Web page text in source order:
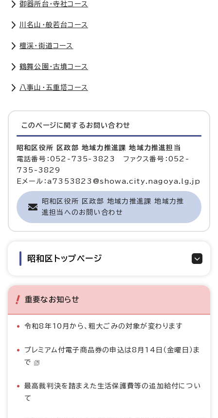
御器所台・寺社コース
川名山・般若台コース
檀渓・街道コース
鶴舞公園・古墳コース
八事山・五重塔コース
このページに関する お問い合わせ
昭和区役所 区政部 地域力推進課 地域力推進担当
電話番号：052-735-3823 ファクス番号：052-
735-3829
Eメール：a7353823@showa.city.nagoya.lg.jp
昭和区役所 区政部 地域力推進課 地域力推
進担当へのお問い合わせ
昭和区トップページ
重要なお知らせ
令和8年10月から、粗大ごみの対象が変わります
プレミアム付電子商品券の申込は8月14日（金曜日）ま
で
最高裁判決を踏まえた生活保護費等の追加給付につい
て